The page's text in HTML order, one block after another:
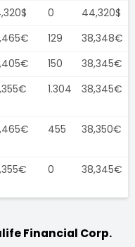
0
44,320$
129
38,348€
150
38,345€
1.304 38,345€
455 38,350€
0 38,345€
Financial Corp.